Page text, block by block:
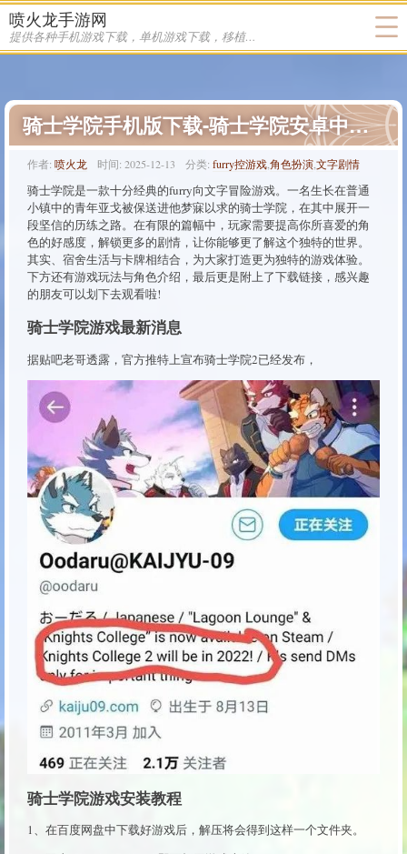
喷火龙手游网
提供各种手机游戏下载，单机游戏下载，移植游戏下载
骑士学院手机版下载-骑士学院安卓中文版下载
作者: 喷火龙 时间: 2025-12-13 分类: furry控游戏角色扮演文字剧情
骑士学院是一款十分经典的furry向文字冒险游戏。一名生长在普通
小镇中的青年亚戈被保送进他梦寐以求的骑士学院，在其中展开一
段坚信的历练之路。在有限的篇幅中，玩家需要提高你所喜爱的角
色的好感度，解锁更多的剧情，让你能够更了解这个独特的世界。
其实、宿舍生活与卡牌相结合，为大家打造更为独特的游戏体验。
下方还有游戏玩法与角色介绍，最后更是附上了下载链接，感兴趣
的朋友可以划下去观看啦!
骑士学院游戏最新消息
据贴吧老哥透露，官方推特上宣布骑士学院2已经发布，
骑士学院游戏安装教程
1、在百度网盘中下载好游戏后，解压将会得到这样一个文件夹。